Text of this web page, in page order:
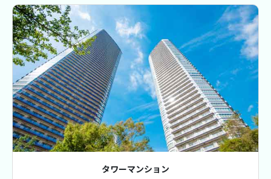
タワーマンション